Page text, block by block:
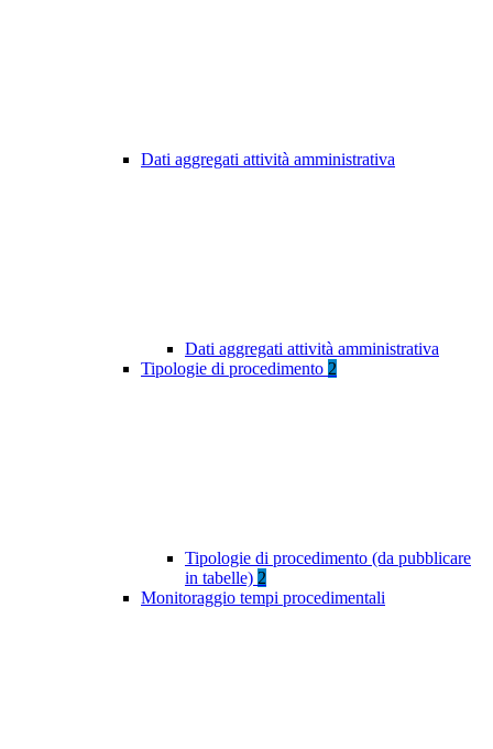
Dati aggregati attività amministrativa
Dati aggregati attività amministrativa
Tipologie di procedimento 2
Tipologie di procedimento (da pubblicare
in tabelle) 2
Monitoraggio tempi procedimentali